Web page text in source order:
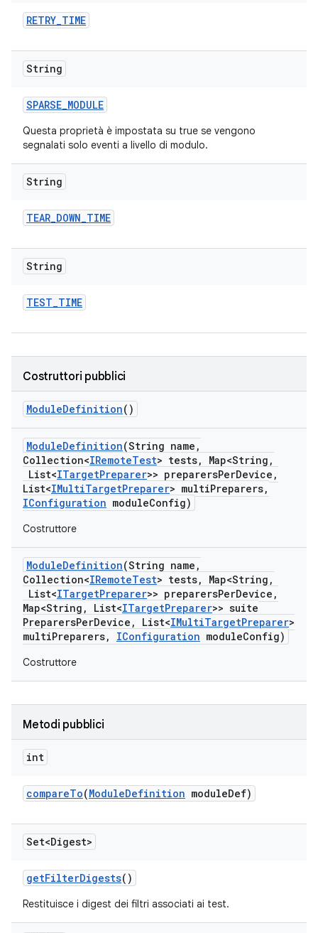
RETRY_TIME
String
SPARSE_MODULE
Questa proprietà è impostata su true se vengono
segnalati solo eventi a livello di modulo.
String
TEAR_DOWN_TIME
String
TEST_TIME
Costruttori pubblici
ModuleDefinition()
ModuleDefinition(String name ,
Collection<IRemoteTest> tests, Map<String ,
List<ITargetPreparer>> preparersPerDevice ,
List<IMultiTargetPreparer> multiPreparers,
IConfiguration moduleConfig)
Costruttore
ModuleDefinition(String name ,
Collection<IRemoteTest> tests, Map<String ,
List<ITargetPreparer>> preparersPerDevice ,
Map<String , List<ITargetPreparer>> suite
PreparersPerDevice , List<IMultiTargetPreparer>
multiPreparers, IConfiguration moduleConfig)
Costruttore
Metodi pubblici
int
compareTo(ModuleDefinition moduleDef)
Set<Digest>
getFilterDigests()
Restituisce i digest dei filtri associati ai test.